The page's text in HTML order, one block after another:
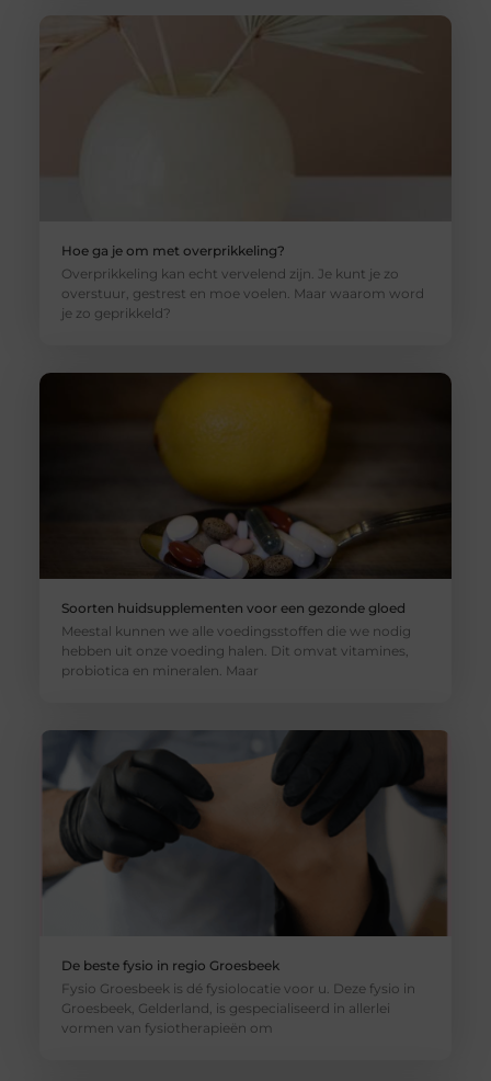
Hoe ga je om met overprikkeling?
Overprikkeling kan echt vervelend zijn. Je kunt je zo
overstuur, gestrest en moe voelen. Maar waarom word
je zo geprikkeld?
Soorten huidsupplementen voor een gezonde gloed
Meestal kunnen we alle voedingsstoffen die we nodig
hebben uit onze voeding halen. Dit omvat vitamines,
probiotica en mineralen. Maar
De beste fysio in regio Groesbeek
Fysio Groesbeek is dé fysiolocatie voor u. Deze fysio in
Groesbeek, Gelderland, is gespecialiseerd in allerlei
vormen van fysiotherapieën om